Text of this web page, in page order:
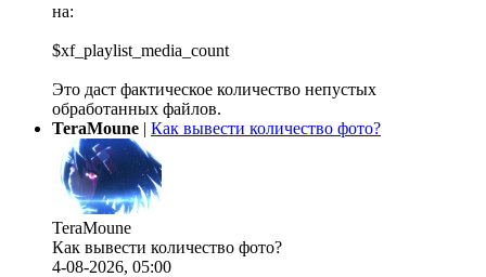
на:
$xf_playlist_media_count
Это даст фактическое количество непустых
обработанных файлов.
TeraMoune | Как вывести количество фото?
TeraMoune
Как вывести количество фото?
4-08-2026, 05:00